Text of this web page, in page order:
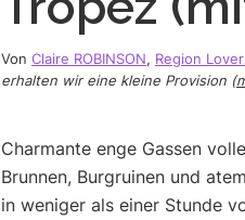
Von Claire ROBINSON, Region
erhalten wir eine kleine Provision (
Charmante enge Gassen
Brunnen, Burgruinen und
in weniger als einer Stunde